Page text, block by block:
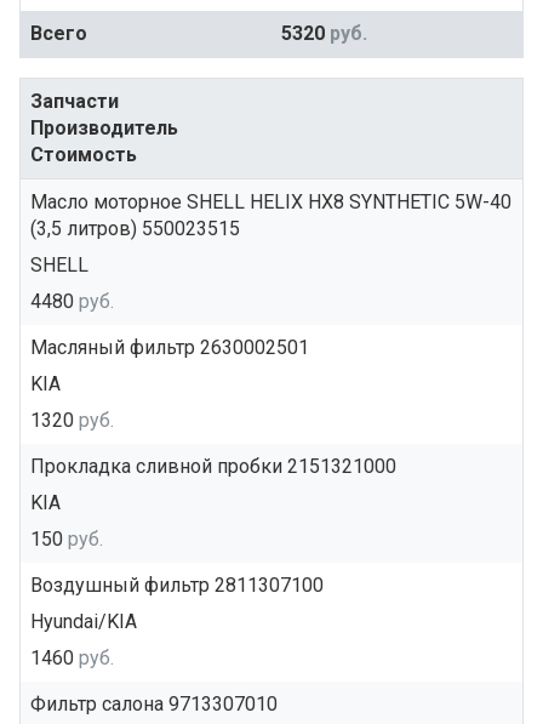
Всего
5320 руб.
Запчасти
Производитель
Стоимость
Масло моторное SHELL HELIX HX8 SYNTHETIC 5W-40
(3,5 литров) 550023515
SHELL
4480 руб.
Масляный фильтр 2630002501
KIA
1320 руб.
Прокладка сливной пробки 2151321000
KIA
150 руб.
Воздушный фильтр 2811307100
Hyundai/KIA
1460 руб.
Фильтр салона 9713307010